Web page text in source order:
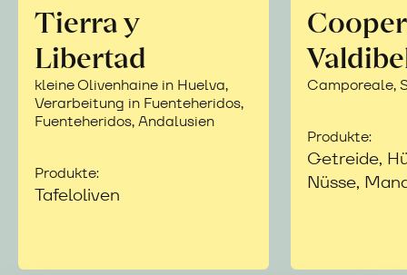
Tierra y
Libertad
kleine Olivenhaine in Huelva,
Verarbeitung in Fuenteheridos,
Fuenteheridos, Andalusien
Produkte:
Tafeloliven
Camporeale,
Produkte:
Getreide,
Nüsse,